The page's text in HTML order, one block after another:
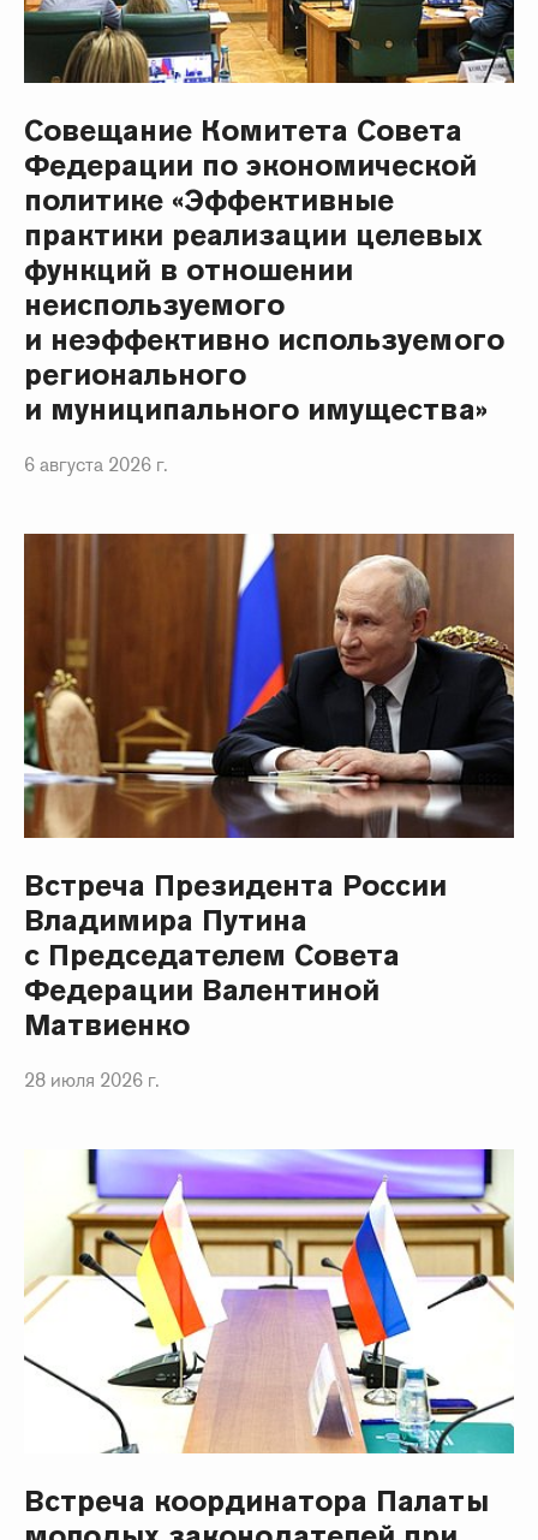
Совещание Комитета Совета
Федерации по экономической
политике «Эффективные
практики реализации целевых
функций в отношении
неиспользуемого
и неэффективно используемого
регионального
и муниципального имущества»
6 августа 2026 г.
Встреча Президента России
Владимира Путина
с Председателем Совета
Федерации Валентиной
Матвиенко
28 июля 2026 г.
Встреча координатора Палаты